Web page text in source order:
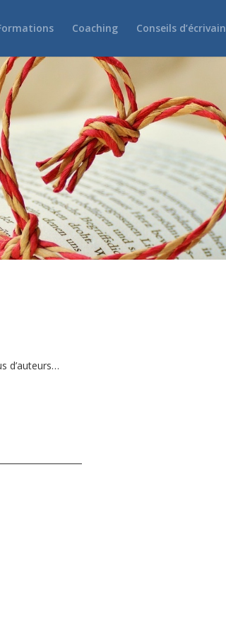
Coaching Conseils d’écrivain
d’auteurs…